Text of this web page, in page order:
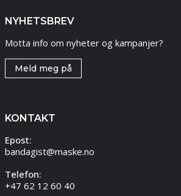
NYHETSBREV
Motta info om nyheter og kampanjer?
Meld meg på
KONTAKT
Epost:
bandagist@maske.no
Telefon:
+47 62 12 60 40